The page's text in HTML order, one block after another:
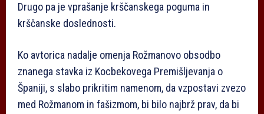
Drugo pa je vprašanje krščanskega poguma in
krščanske doslednosti.
Ko avtorica nadalje omenja Rožmanovo obsodbo
znanega stavka iz Kocbekovega Premišljevanja o
Španiji, s slabo prikritim namenom, da vzpostavi zvezo
med Rožmanom in fašizmom, bi bilo najbrž prav, da bi